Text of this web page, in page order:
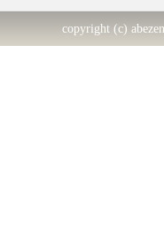
copyright (c)